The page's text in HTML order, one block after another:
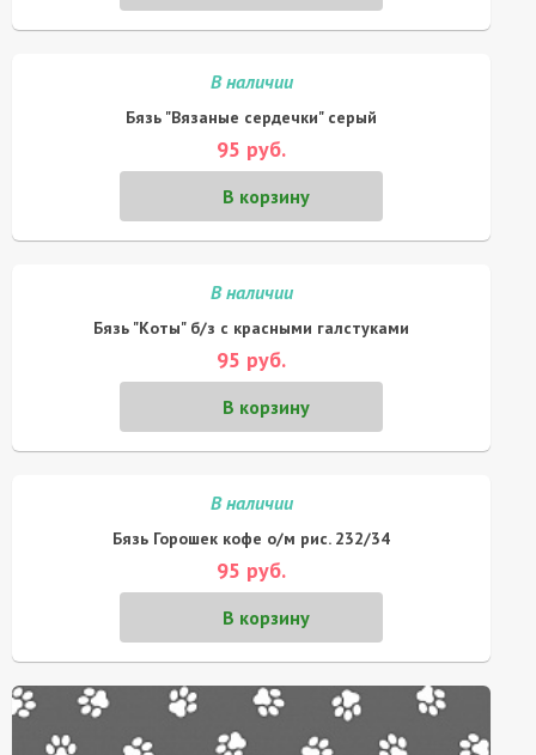
В наличии
Бязь "Вязаные сердечки" серый
95 руб.
В корзину
В наличии
Бязь "Коты" б/з с красными галстуками
95 руб.
В корзину
В наличии
Бязь Горошек кофе о/м рис. 232/34
95 руб.
В корзину